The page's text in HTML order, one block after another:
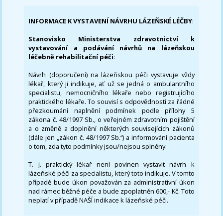
INFORMACE K VYSTAVENÍ NÁVRHU LÁZEŇSKÉ LÉČBY:
Stanovisko Ministerstva zdravotnictví k
vystavování a podávání návrhů na lázeňskou
léčebně rehabilitační péči:
Návrh (doporučení) na lázeňskou péči vystavuje vždy
lékař, který ji indikuje, ať už se jedná o ambulantního
specialistu, nemocničního lékaře nebo registrujícího
praktického lékaře. To souvisí s odpovědností za řádné
přezkoumání naplnění podmínek podle přílohy 5
zákona č. 48/1997 Sb., o veřejném zdravotním pojištění
a o změně a doplnění některých souvisejících zákonů
(dále jen „zákon č. 48/1997 Sb.“) a informování pacienta
o tom, zda tyto podmínky jsou/nejsou splněny.
T. j. praktický lékař není povinen vystavit návrh k
lázeňské péči za specialistu, který toto indikuje. V tomto
případě bude úkon považován za administrativní úkon
nad rámec běžné péče a bude zpoplatněn 600,- Kč. Toto
neplatí v případě NAŠÍ indikace k lázeňské péči.